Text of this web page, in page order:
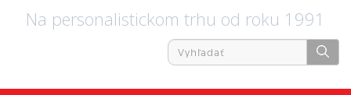
Na personalistickom trhu od roku 1991